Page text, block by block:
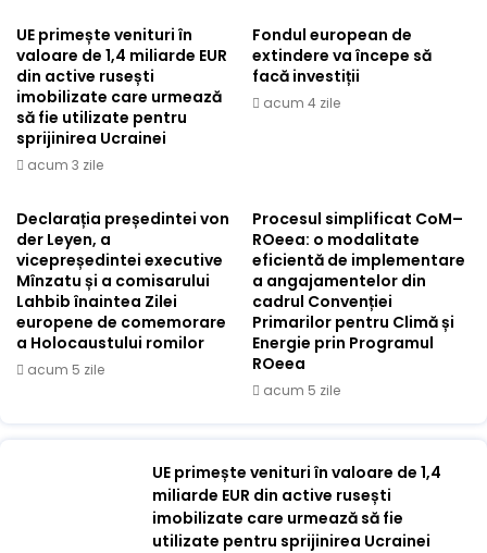
UE primește venituri în
valoare de 1,4 miliarde EUR
din active rusești
imobilizate care urmează
să fie utilizate pentru
sprijinirea Ucrainei
acum 3 zile
Fondul european de
extindere va începe să
facă investiții
acum 4 zile
Declarația președintei von
der Leyen, a
vicepreședintei executive
Mînzatu și a comisarului
Lahbib înaintea Zilei
europene de comemorare
a Holocaustului romilor
acum 5 zile
Procesul simplificat CoM–
ROeea: o modalitate
eficientă de implementare
a angajamentelor din
cadrul Convenției
Primarilor pentru Climă și
Energie prin Programul
ROeea
acum 5 zile
UE primește venituri în valoare de 1,4
miliarde EUR din active rusești
imobilizate care urmează să fie
utilizate pentru sprijinirea Ucrainei